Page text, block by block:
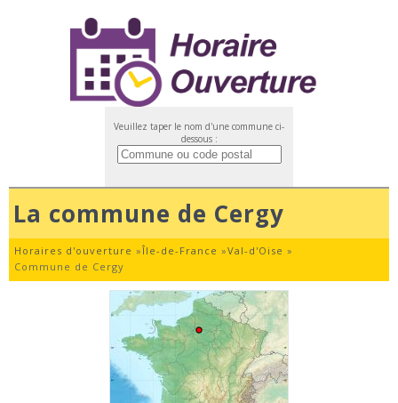
Veuillez taper le nom d'une commune ci-
dessous :
La commune de Cergy
Horaires d'ouverture »Île-de-France »Val-d'Oise »
Commune de Cergy